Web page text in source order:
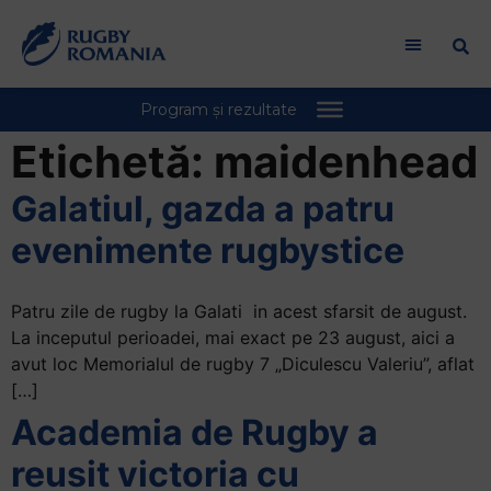
in
Accessibility
screen
reader.
To
start
All
in
Accessibility
screen
reader,
"Ctrl
Etichetă: maidenhead
Galatiul, gazda a patru
evenimente rugbystice
Patru zile de rugby la Galati in acest sfarsit de august.
La inceputul perioadei, mai exact pe 23 august, aici a
avut loc Memorialul de rugby 7 „Diculescu Valeriu”, aflat
[…]
Academia de Rugby a
reusit victoria cu